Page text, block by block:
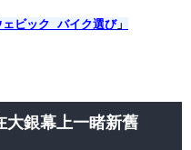
ェビック バイク選び」
大銀幕上一睹新舊